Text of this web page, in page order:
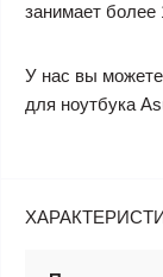
занимает более
У нас вы
для ноутбука